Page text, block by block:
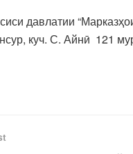
давлатии
куч. С. Айнӣ 121